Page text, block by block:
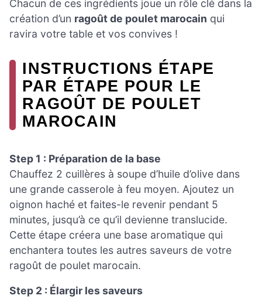
Chacun de ces ingrédients joue un rôle clé dans la
création d’un ragoût de poulet marocain qui
ravira votre table et vos convives !
INSTRUCTIONS ÉTAPE
PAR ÉTAPE POUR LE
RAGOÛT DE POULET
MAROCAIN
Step 1 : Préparation de la base
Chauffez 2 cuillères à soupe d’huile d’olive dans
une grande casserole à feu moyen. Ajoutez un
oignon haché et faites-le revenir pendant 5
minutes, jusqu’à ce qu’il devienne translucide.
Cette étape créera une base aromatique qui
enchantera toutes les autres saveurs de votre
ragoût de poulet marocain.
Step 2 : Élargir les saveurs